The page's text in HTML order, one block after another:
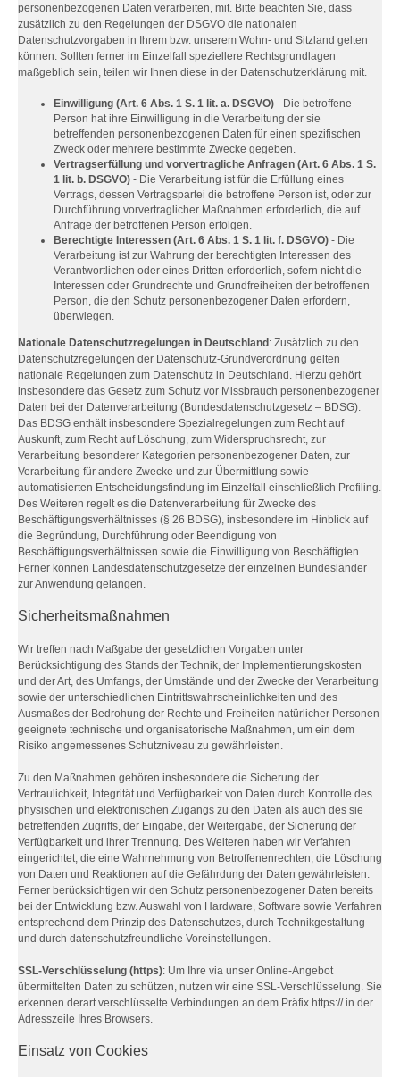
personenbezogenen Daten verarbeiten, mit. Bitte beachten Sie, dass
zusätzlich zu den Regelungen der DSGVO die nationalen
Datenschutzvorgaben in Ihrem bzw. unserem Wohn- und Sitzland gelten
können. Sollten ferner im Einzelfall speziellere Rechtsgrundlagen
maßgeblich sein, teilen wir Ihnen diese in der Datenschutzerklärung mit.
Einwilligung (Art. 6 Abs. 1 S. 1 lit. a. DSGVO) - Die betroffene
Person hat ihre Einwilligung in die Verarbeitung der sie
betreffenden personenbezogenen Daten für einen spezifischen
Zweck oder mehrere bestimmte Zwecke gegeben.
Vertragserfüllung und vorvertragliche Anfragen (Art. 6 Abs. 1 S.
1 lit. b. DSGVO) - Die Verarbeitung ist für die Erfüllung eines
Vertrags, dessen Vertragspartei die betroffene Person ist, oder zur
Durchführung vorvertraglicher Maßnahmen erforderlich, die auf
Anfrage der betroffenen Person erfolgen.
Berechtigte Interessen (Art. 6 Abs. 1 S. 1 lit. f. DSGVO) - Die
Verarbeitung ist zur Wahrung der berechtigten Interessen des
Verantwortlichen oder eines Dritten erforderlich, sofern nicht die
Interessen oder Grundrechte und Grundfreiheiten der betroffenen
Person, die den Schutz personenbezogener Daten erfordern,
überwiegen.
Nationale Datenschutzregelungen in Deutschland : Zusätzlich zu den
Datenschutzregelungen der Datenschutz-Grundverordnung gelten
nationale Regelungen zum Datenschutz in Deutschland. Hierzu gehört
insbesondere das Gesetz zum Schutz vor Missbrauch personenbezogener
Daten bei der Datenverarbeitung (Bundesdatenschutzgesetz – BDSG).
Das BDSG enthält insbesondere Spezialregelungen zum Recht auf
Auskunft, zum Recht auf Löschung, zum Widerspruchsrecht, zur
Verarbeitung besonderer Kategorien personenbezogener Daten, zur
Verarbeitung für andere Zwecke und zur Übermittlung sowie
automatisierten Entscheidungsfindung im Einzelfall einschließlich Profiling.
Des Weiteren regelt es die Datenverarbeitung für Zwecke des
Beschäftigungsverhältnisses (§ 26 BDSG), insbesondere im Hinblick auf
die Begründung, Durchführung oder Beendigung von
Beschäftigungsverhältnissen sowie die Einwilligung von Beschäftigten.
Ferner können Landesdatenschutzgesetze der einzelnen Bundesländer
zur Anwendung gelangen.
Sicherheitsmaßnahmen
Wir treffen nach Maßgabe der gesetzlichen Vorgaben unter
Berücksichtigung des Stands der Technik, der Implementierungskosten
und der Art, des Umfangs, der Umstände und der Zwecke der Verarbeitung
sowie der unterschiedlichen Eintrittswahrscheinlichkeiten und des
Ausmaßes der Bedrohung der Rechte und Freiheiten natürlicher Personen
geeignete technische und organisatorische Maßnahmen, um ein dem
Risiko angemessenes Schutzniveau zu gewährleisten.
Zu den Maßnahmen gehören insbesondere die Sicherung der
Vertraulichkeit, Integrität und Verfügbarkeit von Daten durch Kontrolle des
physischen und elektronischen Zugangs zu den Daten als auch des sie
betreffenden Zugriffs, der Eingabe, der Weitergabe, der Sicherung der
Verfügbarkeit und ihrer Trennung. Des Weiteren haben wir Verfahren
eingerichtet, die eine Wahrnehmung von Betroffenenrechten, die Löschung
von Daten und Reaktionen auf die Gefährdung der Daten gewährleisten.
Ferner berücksichtigen wir den Schutz personenbezogener Daten bereits
bei der Entwicklung bzw. Auswahl von Hardware, Software sowie Verfahren
entsprechend dem Prinzip des Datenschutzes, durch Technikgestaltung
und durch datenschutzfreundliche Voreinstellungen.
SSL-Verschlüsselung (https): Um Ihre via unser Online-Angebot
übermittelten Daten zu schützen, nutzen wir eine SSL-Verschlüsselung. Sie
erkennen derart verschlüsselte Verbindungen an dem Präfix https:// in der
Adresszeile Ihres Browsers.
Einsatz von Cookies